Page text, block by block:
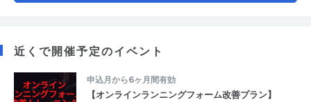
近くで開催予定のイベント
申込月から6ヶ月間有効
【オンラインランニングフォーム改善プラン】